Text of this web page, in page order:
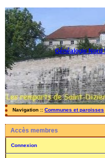
Généalogie Nord
Navigation :: Communes et paroisses
Accès membres
Connexion